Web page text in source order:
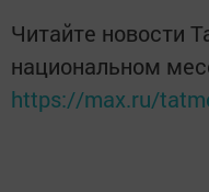
Читайте новости
национальном
https://max.ru/